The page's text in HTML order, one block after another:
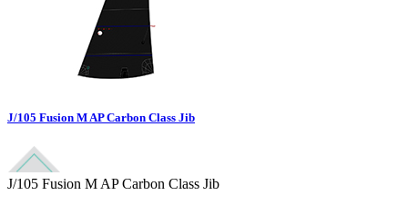
J/105 Fusion M AP Carbon Class Jib
J/105 Fusion M AP Carbon Class Jib